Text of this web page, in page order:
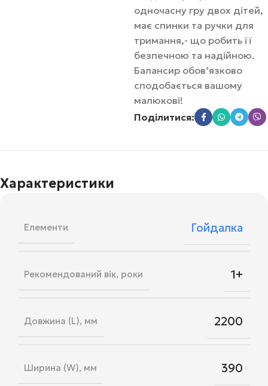
одночасну гру двох дітей,
має спинки та ручки для
тримання,- що робить її
безпечною та надійною.
Балансир обов’язково
сподобається вашому
малюкові!
Поділитися:
Характеристики
Елементи Гойдалка
Рекомендований вік, роки 1+
Довжина (L), мм 2200
Ширина (W), мм 390